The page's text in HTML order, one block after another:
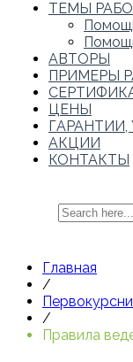
ТЕМЫ
АВТОРЫ
ПРИМЕРЫ
ЦЕНЫ
АКЦИИ
КОНТАКТЫ
Главная
/
/
Правила